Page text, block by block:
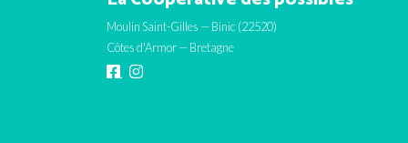
Moulin Saint-Gilles — Binic (22520)
Côtes d'Armor — Bretagne